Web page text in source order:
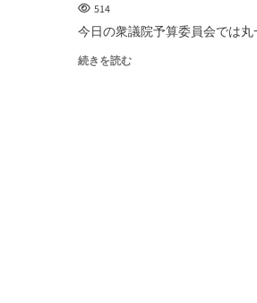
514
今日の衆議院予算委員会では丸
続きを読む